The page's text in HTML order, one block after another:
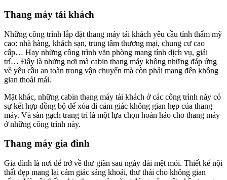
Thang máy tải khách
Những công trình lắp đặt thang máy tải khách yêu cầu tính thẩm mỹ
cao: nhà hàng, khách sạn, trung tâm thương mại, chung cư cao
cấp… Hay những công trình văn phòng mang tính dịch vụ, giải
trí… Đây là những nơi mà cabin thang máy không những đáp ứng
về yêu cầu an toàn trong vận chuyển mà còn phải mang đến không
gian thoải mái.
Mặt khác, những cabin thang máy tải khách ở các công trình này có
sự kết hợp đồng bộ để xóa đi cảm giác không gian hẹp của thang
máy. Và sàn gạch trang trí là một lựa chọn hoàn hảo cho thang máy
ở những công trình này.
Thang máy gia đình
Gia đình là nơi để trở về thư giãn sau ngày dài mệt mỏi. Thiết kế nội
thất đẹp mang lại cảm giác sảng khoái, thư thái cho không gian